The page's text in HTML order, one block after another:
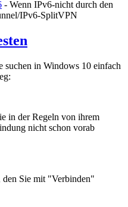
- Wenn IPv6-nicht durch den
IPv6-SplitVPN
suchen in Windows 10 einfach
in der Regeln von ihrem
nicht schon vorab
den Sie mit "Verbinden"